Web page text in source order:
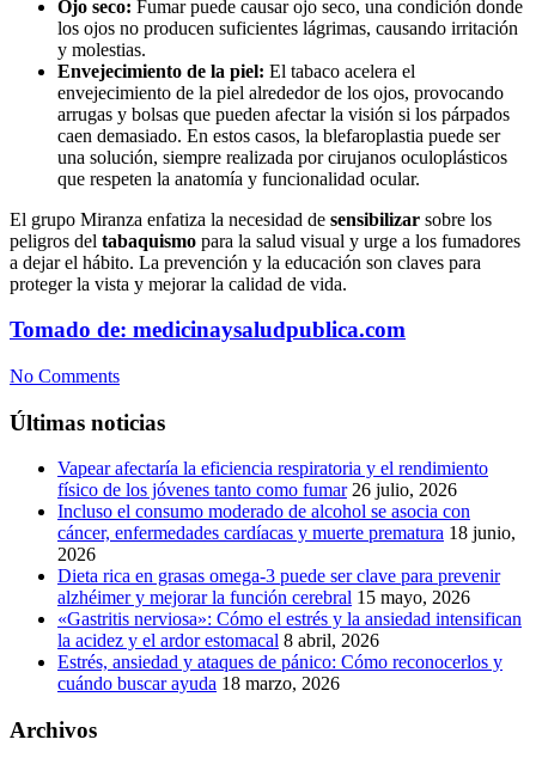
Ojo seco: Fumar puede causar ojo seco, una condición donde
los ojos no producen suficientes lágrimas, causando irritación
y molestias.
Envejecimiento de la piel: El tabaco acelera el
envejecimiento de la piel alrededor de los ojos, provocando
arrugas y bolsas que pueden afectar la visión si los párpados
caen demasiado. En estos casos, la blefaroplastia puede ser
una solución, siempre realizada por cirujanos oculoplásticos
que respeten la anatomía y funcionalidad ocular.
El grupo Miranza enfatiza la necesidad de sensibilizar sobre los
peligros del tabaquismo para la salud visual y urge a los fumadores
a dejar el hábito. La prevención y la educación son claves para
proteger la vista y mejorar la calidad de vida.
Tomado de: medicinaysaludpublica.com
No Comments
Últimas noticias
Vapear afectaría la eficiencia respiratoria y el rendimiento
físico de los jóvenes tanto como fumar 26 julio, 2026
Incluso el consumo moderado de alcohol se asocia con
cáncer, enfermedades cardíacas y muerte prematura 18 junio,
2026
Dieta rica en grasas omega-3 puede ser clave para prevenir
alzhéimer y mejorar la función cerebral 15 mayo, 2026
«Gastritis nerviosa»: Cómo el estrés y la ansiedad intensifican
la acidez y el ardor estomacal 8 abril, 2026
Estrés, ansiedad y ataques de pánico: Cómo reconocerlos y
cuándo buscar ayuda 18 marzo, 2026
Archivos